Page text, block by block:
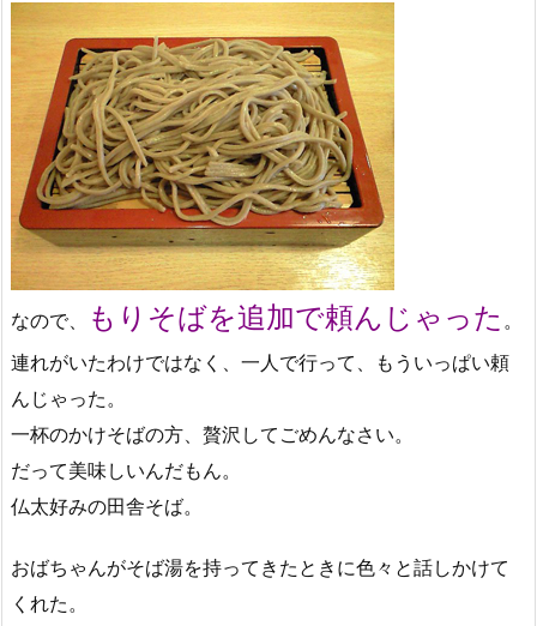
なので、 もりそばを追加で頼んじゃった 。
連れがいたわけではなく、一人で行って、もういっぱい頼
んじゃった。
一杯のかけそばの方、贅沢してごめんなさい。
だって美味しいんだもん。
仏太好みの田舎そば。
おばちゃんがそば湯を持ってきたときに色々と話しかけて
くれた。